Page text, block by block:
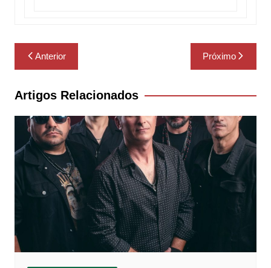
Navegação
de
Post
Anterior Próximo
Artigos Relacionados